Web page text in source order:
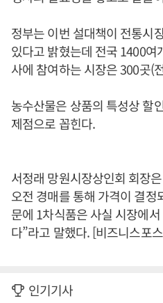
정부는 이번 설대책이 전통시
있다고 밝혔는데 전국 1400여
사에 참여하는 시장은 300곳(
농수산물은 상품의 특성상 할
제점으로 꼽힌다.
서정래 망원시장상인회 회장
오전 경매를 통해 가격이 결정
문에 1차식품은 사실 시장에
다”라고 말했다. [비즈니스포
인기기사